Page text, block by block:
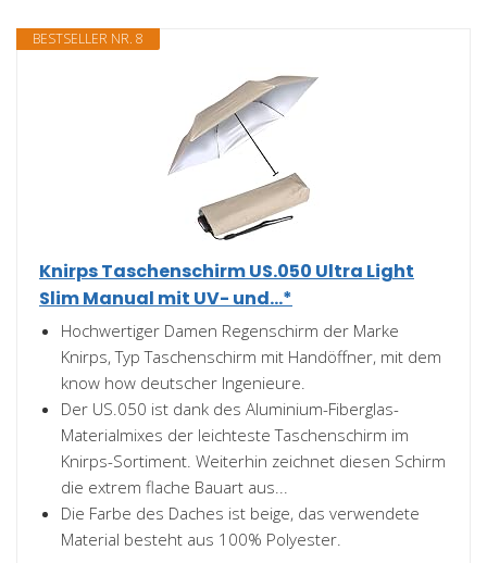
BESTSELLER NR. 8
Knirps Taschenschirm US.050 Ultra Light
Slim Manual mit UV- und...*
Hochwertiger Damen Regenschirm der Marke
Knirps, Typ Taschenschirm mit Handöffner, mit dem
know how deutscher Ingenieure.
Der US.050 ist dank des Aluminium-Fiberglas-
Materialmixes der leichteste Taschenschirm im
Knirps-Sortiment. Weiterhin zeichnet diesen Schirm
die extrem flache Bauart aus...
Die Farbe des Daches ist beige, das verwendete
Material besteht aus 100% Polyester.